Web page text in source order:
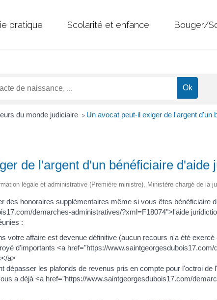
pratique Scolarité et enfance Bouger/
du monde judiciaire > Un avocat peut-il exiger de l'argent d'un
de l'argent d'un bénéficiaire d'aide
légale et administrative (Première ministre), Ministère chargé de la
des honoraires supplémentaires même si vous êtes bénéficiaire
demarches-administratives/?xml=F18074">l'aide
:
votre affaire est devenue définitive (aucun recours n'a été
d'importants <a href="https://
a>
dépasser les plafonds de revenus pris en compte pour l'octroi de
a déjà <a href="https://www.saintgeorgesdubois17.com/